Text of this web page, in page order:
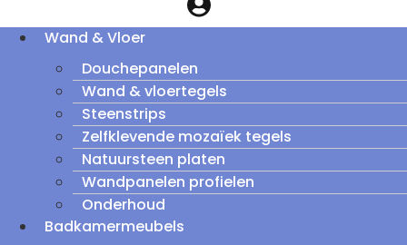
Wand & Vloer
Douchepanelen
Wand & vloertegels
Steenstrips
Zelfklevende mozaïek tegels
Natuursteen platen
Wandpanelen profielen
Onderhoud
Badkamermeubels